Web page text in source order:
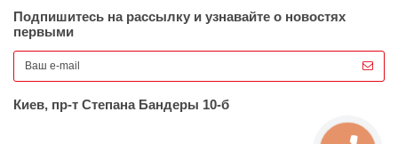
Подпишитесь на рассылку и узнавайте о новостях
первыми
Киев, пр-т Степана Бандеры 10-б